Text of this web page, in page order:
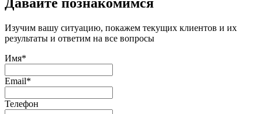
Давайте познакомимся
Изучим вашу ситуацию, покажем текущих клиентов и их
результаты и ответим на все вопросы
Имя*
Email*
Телефон